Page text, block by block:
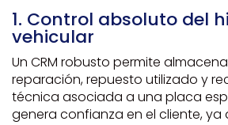
1. Control absoluto del
vehicular
Un CRM robusto permite
reparación, repuesto utilizado y
técnica asociada a una placa
genera confianza en el cliente, ya